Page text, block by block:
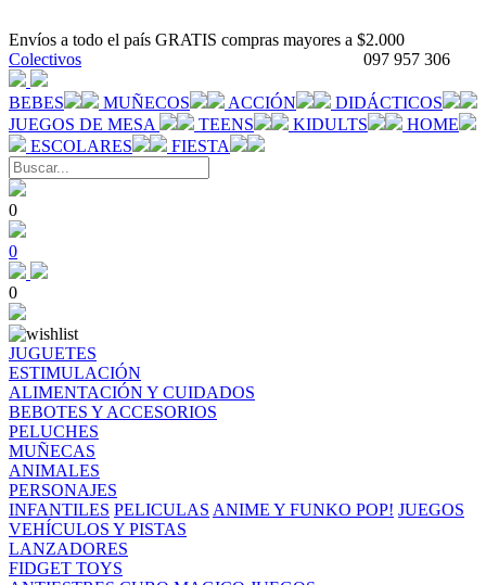
Envíos a todo el país GRATIS compras mayores a $2.000
097 957 306
Colectivos
BEBES MUÑECOS ACCIÓN
DIDÁCTICOS
JUEGOS DE MESA
TEENS KIDULTS
HOME
ESCOLARES
FIESTA
0
0
0
JUGUETES
ESTIMULACIÓN
ALIMENTACIÓN Y CUIDADOS
BEBOTES Y ACCESORIOS
PELUCHES
MUÑECAS
ANIMALES
PERSONAJES
INFANTILES PELICULAS ANIME Y FUNKO POP! JUEGOS
VEHÍCULOS Y PISTAS
LANZADORES
FIDGET TOYS